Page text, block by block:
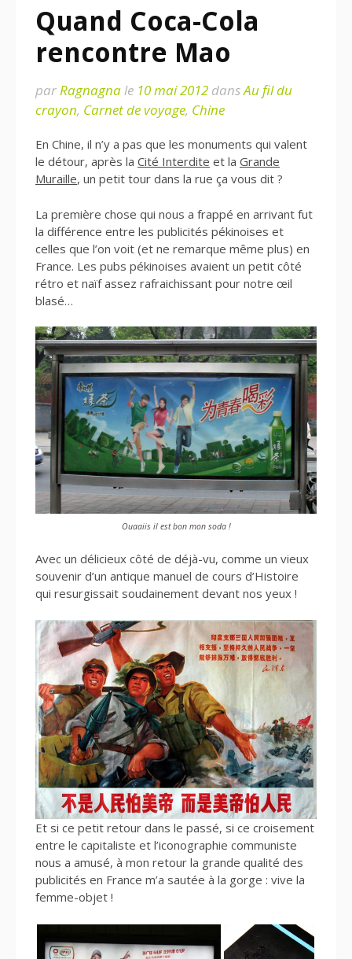
Quand Coca-Cola
rencontre Mao
parRagnagnale 10 mai 2012 dansAu fil du
crayon, Carnet de voyage, Chine
En Chine, il n’y a pas que les monuments qui valent
le détour, après la Cité Interdite et la Grande
Muraille, un petit tour dans la rue ça vous dit ?
La première chose qui nous a frappé en arrivant fut
la différence entre les publicités pékinoises et
celles que l’on voit (et ne remarque même plus) en
France. Les pubs pékinoises avaient un petit côté
rétro et naïf assez rafraichissant pour notre œil
blasé…
Ouaaiis il est bon mon soda !
Avec un délicieux côté de déjà-vu, comme un vieux
souvenir d’un antique manuel de cours d’Histoire
qui resurgissait soudainement devant nos yeux !
Et si ce petit retour dans le passé, si ce croisement
entre le capitaliste et l’iconographie communiste
nous a amusé, à mon retour la grande qualité des
publicités en France m’a sautée à la gorge : vive la
femme-objet !